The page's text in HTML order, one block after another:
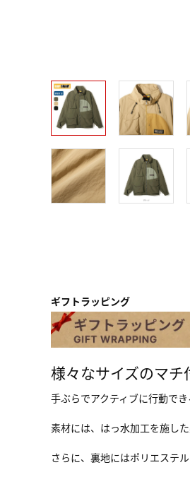
ギフトラッピング
様々なサイズのマ
手ぶらでアクティブに行動で
素材には、はっ水加工を施し
さらに、裏地にはポリエステ